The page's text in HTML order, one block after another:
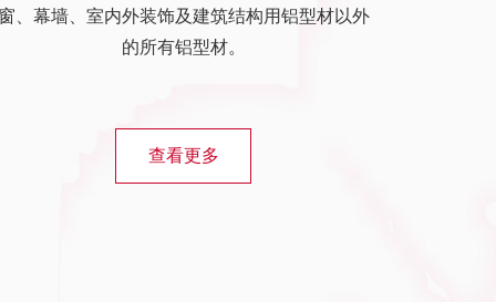
、幕墙、室内外装饰及建筑结构用铝型材以外
的所有铝型材。
查看更多